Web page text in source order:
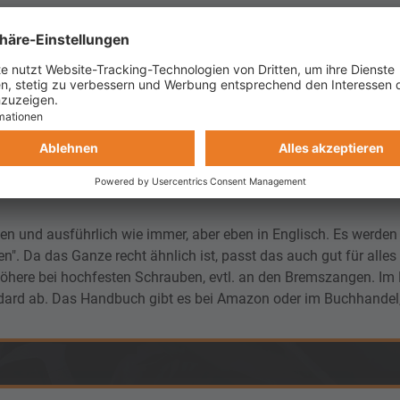
Internet leider nichts über die Dream gefunden haben.
und ausführlich wie immer, aber eben in Englisch. Es werden
Da das Ganze recht ähnlich ist, passt das auch gut für alles
bei hochfesten Schrauben, evtl. an den Bremszangen.
ab. Das Handbuch gibt es bei Amazon oder im